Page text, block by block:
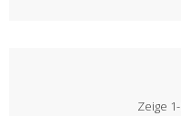
Zeige